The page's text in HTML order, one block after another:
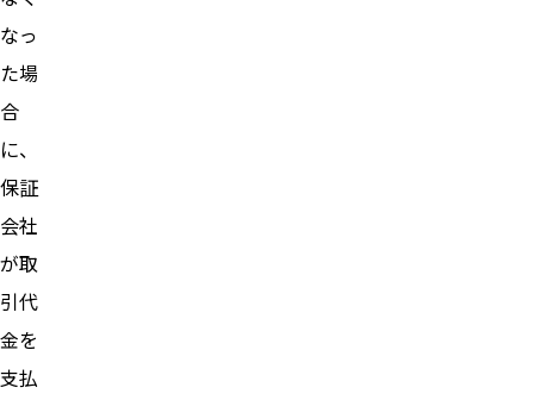
なっ
た場
合
に、
保証
会社
が取
引代
金を
支払